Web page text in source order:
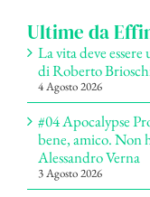
Ultime da
La vita deve
di Roberto
4 Agosto 2026
#04 Apocalypse
bene, amico. Non
Alessandro Verna
3 Agosto 2026